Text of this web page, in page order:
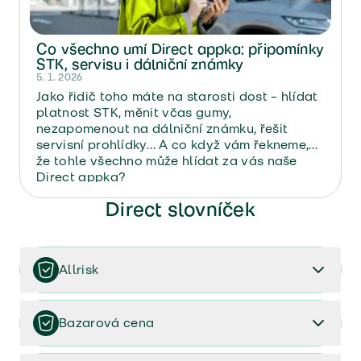
Co všechno umí Direct appka: připomínky
STK, servisu i dálniční známky
5. 1. 2026
Jako řidič toho máte na starosti dost – hlídat
platnost STK, měnit včas gumy,
nezapomenout na dálniční známku, řešit
servisní prohlídky… A co když vám řekneme,
že tohle všechno může hlídat za vás naše
Direct appka?
Direct slovníček
Allrisk
Je zpravidla pojištění, které kryje určitou věc na
všechna volitelná nebezpečí (kromě těch nebezpečí
uvedených ve výlukách). Toto pojištění se typicky
objevuje u havarijního pojištění.
Bazarová cena